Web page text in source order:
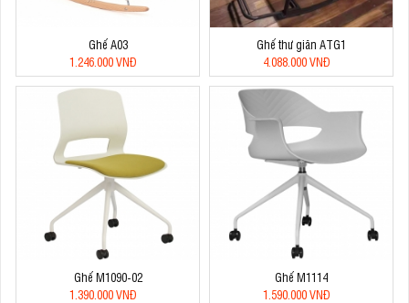
Ghế A03
1.246.000 VNĐ
Ghế thư giãn ATG1
4.088.000 VNĐ
Ghế M1090-02
1.390.000 VNĐ
Ghế M1114
1.590.000 VNĐ